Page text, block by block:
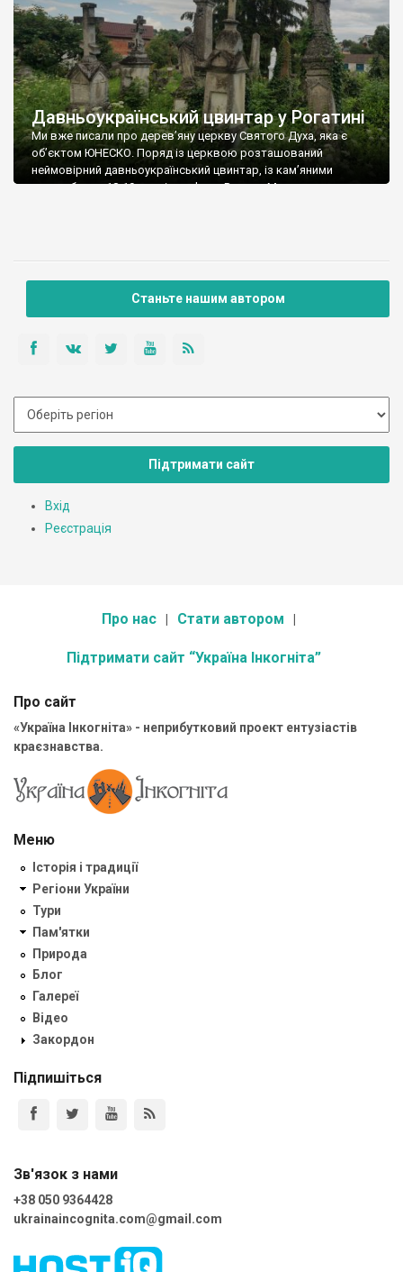
Давньоукраїнський цвинтар у Рогатині
Ми вже писали про дерев’яну церкву Святого Духа, яка є
об’єктом ЮНЕСКО. Поряд із церквою розташований
неймовірний давньоукраїнський цвинтар, із кам’яними
надгробками 18-19 століття. Фото Романа Маленкова.
Станьте нашим автором
Підтримати сайт
Вхід
Реєстрація
Про нас Стати автором
Підтримати сайт “Україна Інкогніта”
Про сайт
«Україна Інкогніта» - неприбутковий проект ентузіастів
краєзнавства.
Меню
Історія і традиції
Регіони України
Тури
Пам'ятки
Природа
Блог
Галереї
Відео
Закордон
Підпишіться
Зв'язок з нами
+38 050 9364428
ukrainaincognita.com@gmail.com